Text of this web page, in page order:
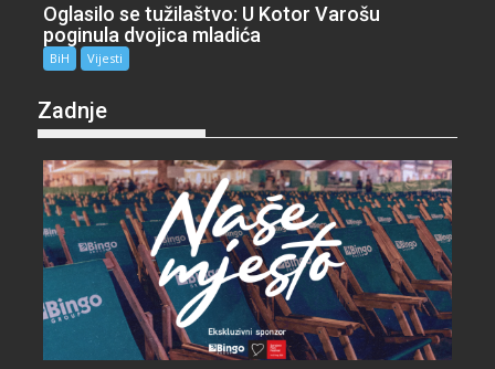
Oglasilo se tužilaštvo: U Kotor Varošu
poginula dvojica mladića
BiH Vijesti
Zadnje